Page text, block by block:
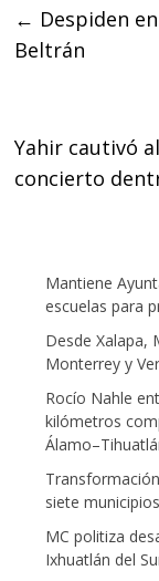
b
o
t
s
← Despiden
Beltrán
Yahir cautivó
concierto
Mantiene
escuelas para
Desde Xalapa,
Monterrey y
Rocío Nahle
kilómetros
siete
MC politiza
Ixhuatlán del